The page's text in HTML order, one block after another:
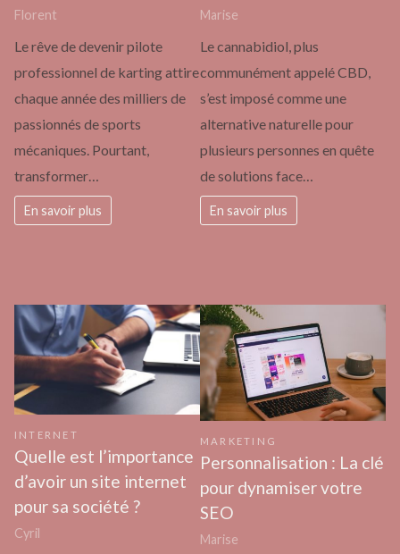
Florent
Le rêve de devenir pilote
professionnel de karting attire
chaque année des milliers de
passionnés de sports
mécaniques. Pourtant,
transformer…
En savoir plus
Marise
Le cannabidiol, plus
communément appelé CBD,
s’est imposé comme une
alternative naturelle pour
plusieurs personnes en quête
de solutions face…
En savoir plus
INTERNET
Quelle est l’importance
d’avoir un site internet
pour sa société ?
Cyril
MARKETING
Personnalisation : La clé
pour dynamiser votre
SEO
Marise